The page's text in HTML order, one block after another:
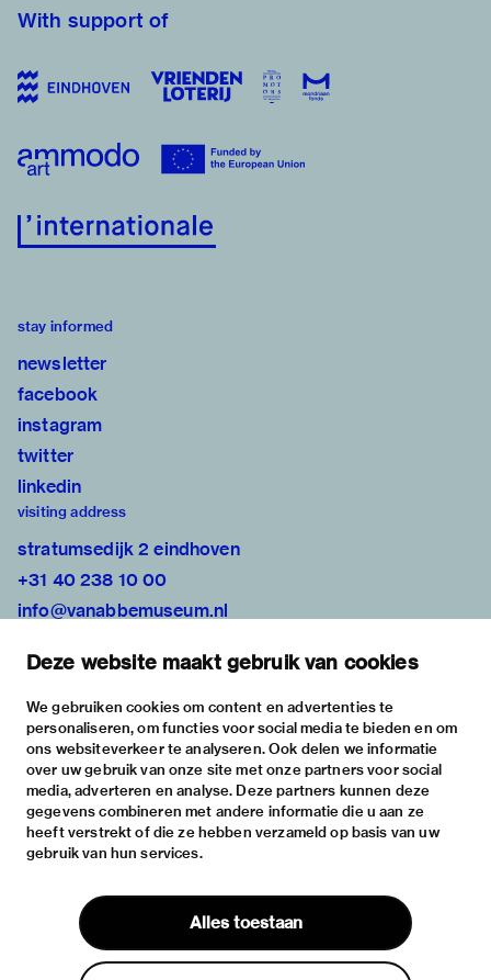
Deze website maakt gebruik van cookies
We gebruiken cookies om content en advertenties te
personaliseren, om functies voor social media te bieden en om
ons websiteverkeer te analyseren. Ook delen we informatie
over uw gebruik van onze site met onze partners voor social
media, adverteren en analyse. Deze partners kunnen deze
gegevens combineren met andere informatie die u aan ze
heeft verstrekt of die ze hebben verzameld op basis van uw
gebruik van hun services.
Alles toestaan
With support of
stay informed
newsletter
facebook
instagram
twitter
linkedin
visiting address
stratumsedijk 2 eindhoven
+31 40 238 10 00
info@vanabbemuseum.nl
exhibitions
activities
practical information
about
the museum
the collection
foundations & partners
contact
house rules